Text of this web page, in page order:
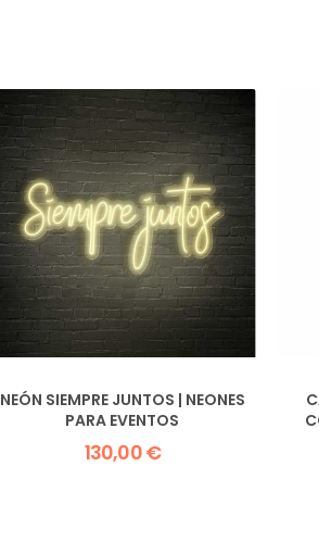
NEÓN SIEMPRE JUNTOS | NEONES
PARA EVENTOS
130,00 €